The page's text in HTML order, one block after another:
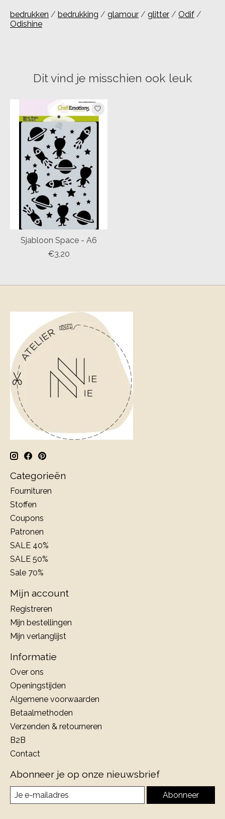
bedrukken / bedrukking / glamour / glitter / Odif /
Odishine
Dit vind je misschien ook leuk
Items van productcarrousel
Sjabloon Space - A6
€3,20
Categorieën
Fournituren
Stoffen
Coupons
Patronen
SALE 40%
SALE 50%
Sale 70%
Mijn account
Registreren
Mijn bestellingen
Mijn verlanglijst
Informatie
Over ons
Openingstijden
Algemene voorwaarden
Betaalmethoden
Verzenden & retourneren
B2B
Contact
Abonneer je op onze nieuwsbrief
Abonneer